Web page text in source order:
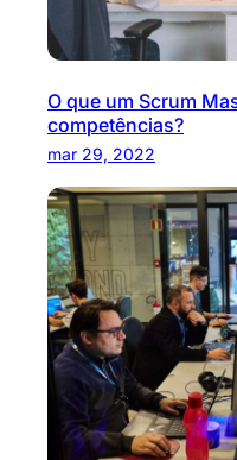
O que um Scrum
competências?
mar 29, 2022